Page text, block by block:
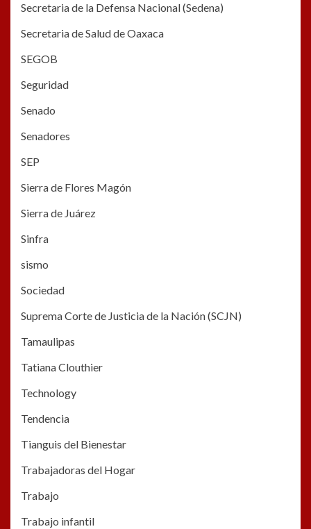
Secretaria de la Defensa Nacional (Sedena)
Secretaria de Salud de Oaxaca
SEGOB
Seguridad
Senado
Senadores
SEP
Sierra de Flores Magón
Sierra de Juárez
Sinfra
sismo
Sociedad
Suprema Corte de Justicia de la Nación (SCJN)
Tamaulipas
Tatiana Clouthier
Technology
Tendencia
Tianguis del Bienestar
Trabajadoras del Hogar
Trabajo
Trabajo infantil